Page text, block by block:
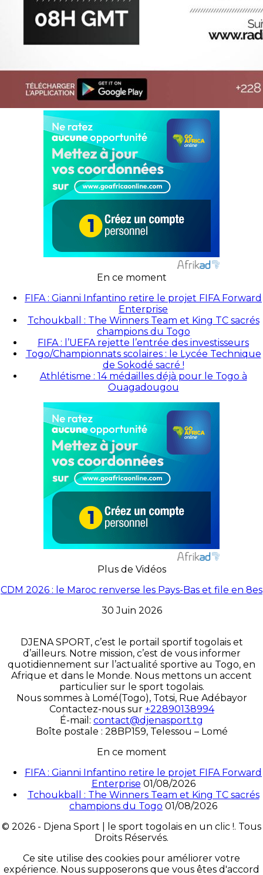
En ce moment
FIFA : Gianni Infantino retire le projet FIFA Forward
Enterprise
Tchoukball : The Winners Team et King TC sacrés
champions du Togo
FIFA : l’UEFA rejette l’entrée des investisseurs
Togo/Championnats scolaires : le Lycée Technique
de Sokodé sacré !
Athlétisme : 14 médailles déjà pour le Togo à
Ouagadougou
Plus de Vidéos
CDM 2026 : le Maroc renverse les Pays-Bas et file en 8es
30 Juin 2026
DJENA SPORT, c’est le portail sportif togolais et
d’ailleurs. Notre mission, c’est de vous informer
quotidiennement sur l’actualité sportive au Togo, en
Afrique et dans le Monde. Nous mettons un accent
particulier sur le sport togolais.
Nous sommes à Lomé(Togo), Totsi, Rue Adébayor
Contactez-nous sur +22890138994
É-mail: contact@djenasport.tg
Boîte postale : 28BP159, Telessou – Lomé
En ce moment
FIFA : Gianni Infantino retire le projet FIFA Forward
Enterprise 01/08/2026
Tchoukball : The Winners Team et King TC sacrés
champions du Togo 01/08/2026
© 2026 - Djena Sport | le sport togolais en un clic !. Tous
Droits Réservés.
Ce site utilise des cookies pour améliorer votre
expérience. Nous supposerons que vous êtes d'accord